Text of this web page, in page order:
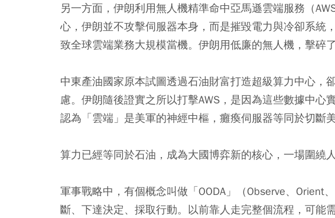
另一方面，伊朗利用無人機精準命中亞馬遜雲端服務（
心，伊朗並不攻擊伺服器本身，而是摧毀電力與冷卻系統
致全球雲端業務大規模當機。伊朗用低廉的無人機，擊碎
中東產油國家原本試圖透過石油財富打造超級算力中心，
慮。伊朗隨後證實之所以打擊AWS，是因為這些數據中心
認為「雲端」是美軍的神經中樞，癱瘓伺服器等同於切斷
算力已經等同於石油，成為大國博弈新的核心，一場圍繞
軍事戰略中，有個概念叫做「OODA」（Observe、Orient
斷、下達決定、採取行動。以前靠人走完整個流程，可能